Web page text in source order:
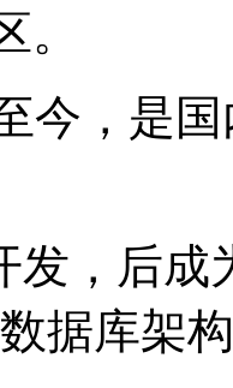
。
今，是
发，后成
据库架